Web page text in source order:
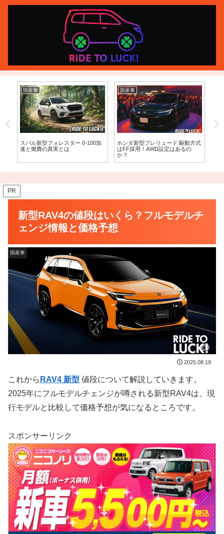
ー 0-100加
国産車
ホンダ新型プレリュード 駆動方式
はFF採用！AWD設定はあるの
国産車
マツダ2の2026年フルモデルチェ
ンジ最新情報！新型予想と価格を
PR
新型RAV4の値段はいくら？フルモデルチ
ェンジ情報と価格予想
国産車
2025.08.19
これから RAV4 新型 値段について解説していきます。
2025年にフルモデルチェンジが噂される新型RAV4は、現
行モデルと比較して価格予想が気になるところです。
スポンサーリンク